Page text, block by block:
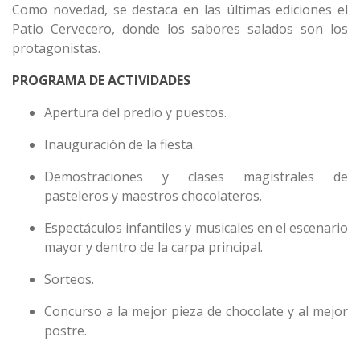
Como novedad, se destaca en las últimas ediciones el
Patio Cervecero, donde los sabores salados son los
protagonistas.
PROGRAMA DE ACTIVIDADES
Apertura del predio y puestos.
Inauguración de la fiesta.
Demostraciones y clases magistrales de
pasteleros y maestros chocolateros.
Espectáculos infantiles y musicales en el escenario
mayor y dentro de la carpa principal.
Sorteos.
Concurso a la mejor pieza de chocolate y al mejor
postre.